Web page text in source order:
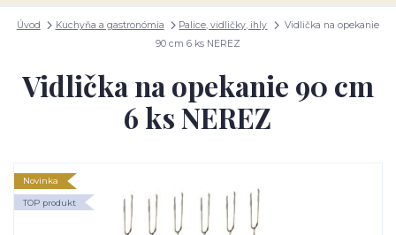
Úvod Kuchyňa a gastronómia Palice, vidličky, ihly
Vidlička na opekanie
90 cm 6 ks NEREZ
Vidlička na opekanie 90 cm
6 ks NEREZ
Novinka
TOP produkt